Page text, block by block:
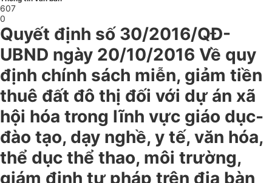
607
0
Quyết định số 30/2016/QĐ-
UBND ngày 20/10/2016 Về quy
định chính sách miễn, giảm tiền
thuê đất đô thị đối với dự án xã
hội hóa trong lĩnh vực giáo dục-
đào tạo, dạy nghề, y tế, văn hóa,
thể dục thể thao, môi trường,
giám định tư pháp trên địa bàn